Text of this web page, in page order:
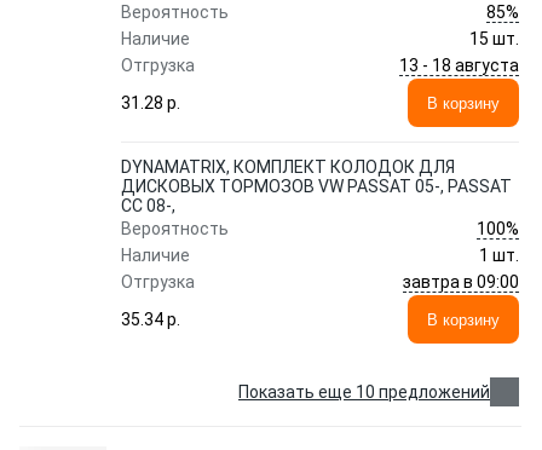
Вероятность
85%
Наличие
15 шт.
Отгрузка
13 - 18 августа
31.28 p.
В корзину
DYNAMATRIX, КОМПЛЕКТ КОЛОДОК ДЛЯ
ДИСКОВЫХ ТОРМОЗОВ VW PASSAT 05-, PASSAT
CC 08-,
Вероятность
100%
Наличие
1 шт.
Отгрузка
завтра в 09:00
35.34 p.
В корзину
Показать еще 10 предложений